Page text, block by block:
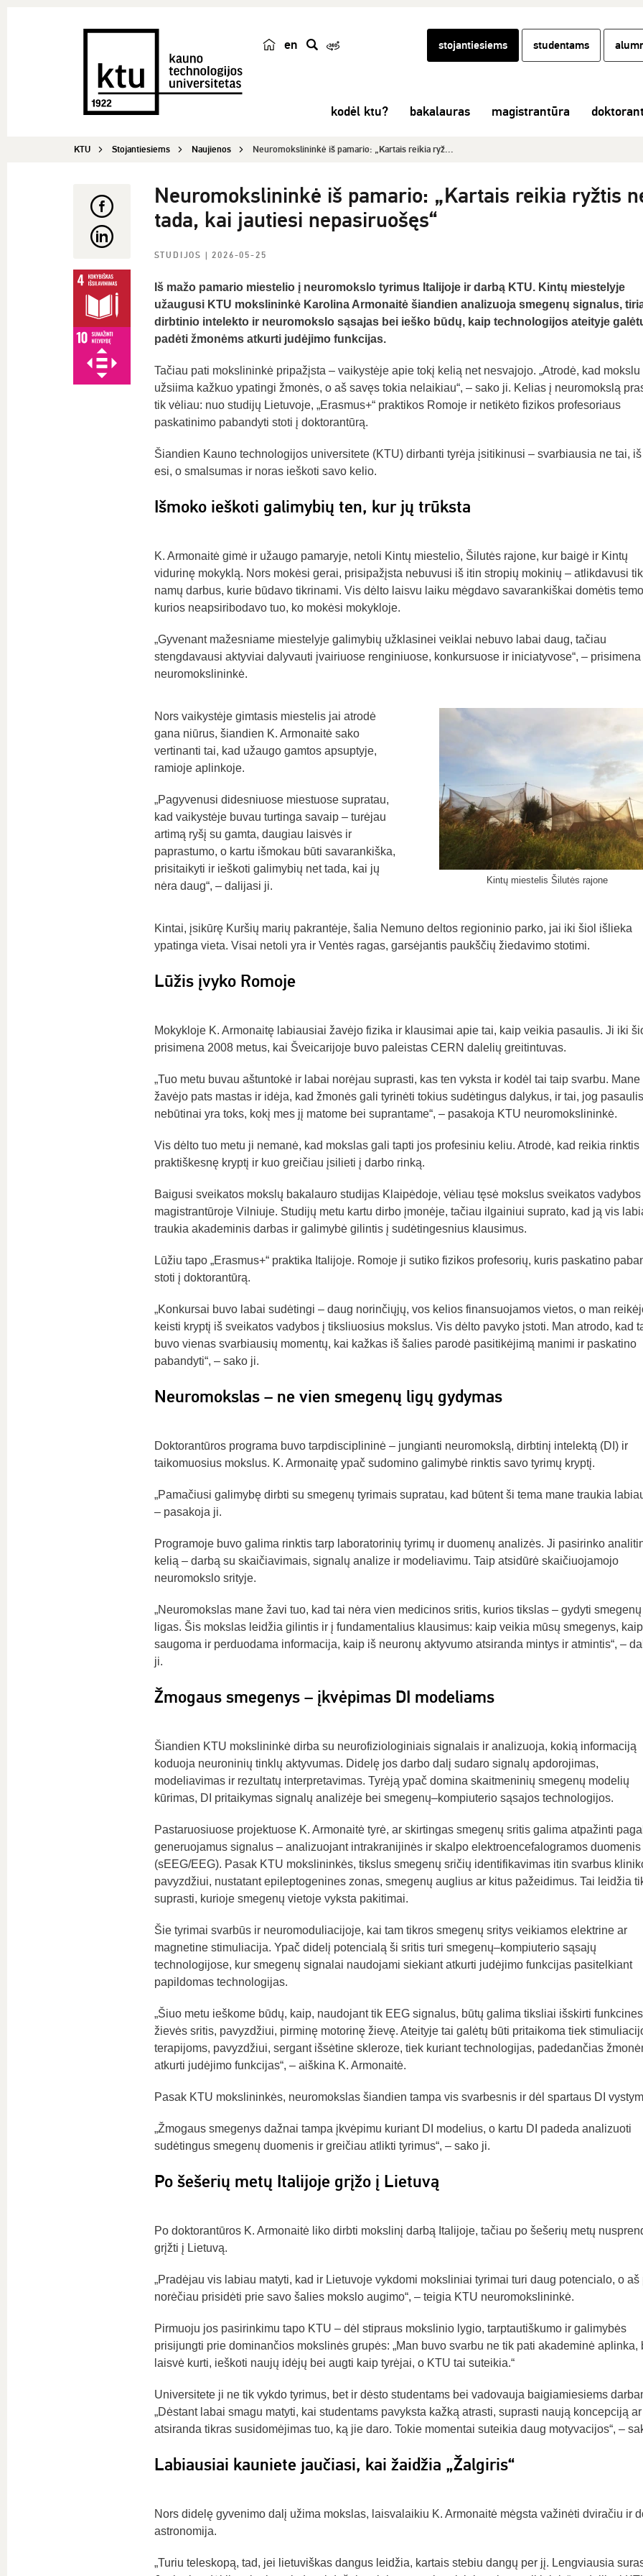
en
k
stojantiesiems studentams
kodėl ktu? bakalauras magistrantūra
KTU Stojantiesiems Naujienos Neuromokslininkė iš pamario: „Kartais reikia ryž...
Neuromokslininkė iš pamario: „Kartais reikia ryžtis
tada, kai jautiesi nepasiruošęs“
STUDIJOS | 2026-05-25
Iš mažo pamario miestelio į neuromokslo tyrimus Italijoje ir darbą KTU. Kintų miestelyje
užaugusi KTU mokslininkė Karolina Armonaitė šiandien analizuoja smegenų signalus,
dirbtinio intelekto ir neuromokslo sąsajas bei ieško būdų, kaip technologijos ateityje
padėti žmonėms atkurti judėjimo funkcijas.
Tačiau pati mokslininkė pripažįsta – vaikystėje apie tokį kelią net nesvajojo. „Atrodė, kad mokslu
užsiima kažkuo ypatingi žmonės, o aš savęs tokia nelaikiau“, – sako ji. Kelias į neuromokslą
tik vėliau: nuo studijų Lietuvoje, „Erasmus+“ praktikos Romoje ir netikėto fizikos profesoriaus
paskatinimo pabandyti stoti į doktorantūrą.
Šiandien Kauno technologijos universitete (KTU) dirbanti tyrėja įsitikinusi – svarbiausia ne tai, iš
esi, o smalsumas ir noras ieškoti savo kelio.
Išmoko ieškoti galimybių ten, kur jų trūksta
K. Armonaitė gimė ir užaugo pamaryje, netoli Kintų miestelio, Šilutės rajone, kur baigė ir Kintų
vidurinę mokyklą. Nors mokėsi gerai, prisipažįsta nebuvusi iš itin stropių mokinių – atlikdavusi
namų darbus, kurie būdavo tikrinami. Vis dėlto laisvu laiku mėgdavo savarankiškai domėtis
kurios neapsiribodavo tuo, ko mokėsi mokykloje.
„Gyvenant mažesniame miestelyje galimybių užklasinei veiklai nebuvo labai daug, tačiau
stengdavausi aktyviai dalyvauti įvairiuose renginiuose, konkursuose ir iniciatyvose“, – prisimena
neuromokslininkė.
Nors vaikystėje gimtasis miestelis jai atrodė
gana niūrus, šiandien K. Armonaitė sako
vertinanti tai, kad užaugo gamtos apsuptyje,
ramioje aplinkoje.
„Pagyvenusi didesniuose miestuose supratau,
kad vaikystėje buvau turtinga savaip – turėjau
artimą ryšį su gamta, daugiau laisvės ir
paprastumo, o kartu išmokau būti savarankiška,
prisitaikyti ir ieškoti galimybių net tada, kai jų
nėra daug“, – dalijasi ji.
Kintų miestelis Šilutės rajone
Kintai, įsikūrę Kuršių marių pakrantėje, šalia Nemuno deltos regioninio parko, jai iki šiol išlieka
ypatinga vieta. Visai netoli yra ir Ventės ragas, garsėjantis paukščių žiedavimo stotimi.
Lūžis įvyko Romoje
Mokykloje K. Armonaitę labiausiai žavėjo fizika ir klausimai apie tai, kaip veikia pasaulis. Ji iki
prisimena 2008 metus, kai Šveicarijoje buvo paleistas CERN dalelių greitintuvas.
„Tuo metu buvau aštuntokė ir labai norėjau suprasti, kas ten vyksta ir kodėl tai taip svarbu. Mane
žavėjo pats mastas ir idėja, kad žmonės gali tyrinėti tokius sudėtingus dalykus, ir tai, jog pasaulis
nebūtinai yra toks, kokį mes jį matome bei suprantame“, – pasakoja KTU neuromokslininkė.
Vis dėlto tuo metu ji nemanė, kad mokslas gali tapti jos profesiniu keliu. Atrodė, kad reikia rinktis
praktiškesnę kryptį ir kuo greičiau įsilieti į darbo rinką.
Baigusi sveikatos mokslų bakalauro studijas Klaipėdoje, vėliau tęsė mokslus sveikatos vadybos
magistrantūroje Vilniuje. Studijų metu kartu dirbo įmonėje, tačiau ilgainiui suprato, kad ją vis
traukia akademinis darbas ir galimybė gilintis į sudėtingesnius klausimus.
Lūžiu tapo „Erasmus+“ praktika Italijoje. Romoje ji sutiko fizikos profesorių, kuris paskatino
stoti į doktorantūrą.
„Konkursai buvo labai sudėtingi – daug norinčiųjų, vos kelios finansuojamos vietos, o man
keisti kryptį iš sveikatos vadybos į tiksliuosius mokslus. Vis dėlto pavyko įstoti. Man atrodo, kad
buvo vienas svarbiausių momentų, kai kažkas iš šalies parodė pasitikėjimą manimi ir paskatino
pabandyti“, – sako ji.
Neuromokslas – ne vien smegenų ligų gydymas
Doktorantūros programa buvo tarpdisciplininė – jungianti neuromokslą, dirbtinį intelektą (DI) ir
taikomuosius mokslus. K. Armonaitę ypač sudomino galimybė rinktis savo tyrimų kryptį.
„Pamačiusi galimybę dirbti su smegenų tyrimais supratau, kad būtent ši tema mane traukia
– pasakoja ji.
Programoje buvo galima rinktis tarp laboratorinių tyrimų ir duomenų analizės. Ji pasirinko
kelią – darbą su skaičiavimais, signalų analize ir modeliavimu. Taip atsidūrė skaičiuojamojo
neuromokslo srityje.
„Neuromokslas mane žavi tuo, kad tai nėra vien medicinos sritis, kurios tikslas – gydyti smegenų
ligas. Šis mokslas leidžia gilintis ir į fundamentalius klausimus: kaip veikia mūsų smegenys,
saugoma ir perduodama informacija, kaip iš neuronų aktyvumo atsiranda mintys ir atmintis“, –
ji.
Žmogaus smegenys – įkvėpimas DI modeliams
Šiandien KTU mokslininkė dirba su neurofiziologiniais signalais ir analizuoja, kokią informaciją
koduoja neuroninių tinklų aktyvumas. Didelę jos darbo dalį sudaro signalų apdorojimas,
modeliavimas ir rezultatų interpretavimas. Tyrėją ypač domina skaitmeninių smegenų modelių
kūrimas, DI pritaikymas signalų analizėje bei smegenų–kompiuterio sąsajos technologijos.
Pastaruosiuose projektuose K. Armonaitė tyrė, ar skirtingas smegenų sritis galima atpažinti
generuojamus signalus – analizuojant intrakranijinės ir skalpo elektroencefalogramos duomenis
(sEEG/EEG). Pasak KTU mokslininkės, tikslus smegenų sričių identifikavimas itin svarbus
pavyzdžiui, nustatant epileptogenines zonas, smegenų auglius ar kitus pažeidimus. Tai leidžia
suprasti, kurioje smegenų vietoje vyksta pakitimai.
Šie tyrimai svarbūs ir neuromoduliacijoje, kai tam tikros smegenų sritys veikiamos elektrine ar
magnetine stimuliacija. Ypač didelį potencialą ši sritis turi smegenų–kompiuterio sąsajų
technologijose, kur smegenų signalai naudojami siekiant atkurti judėjimo funkcijas pasitelkiant
papildomas technologijas.
„Šiuo metu ieškome būdų, kaip, naudojant tik EEG signalus, būtų galima tiksliai išskirti funkcines
žievės sritis, pavyzdžiui, pirminę motorinę žievę. Ateityje tai galėtų būti pritaikoma tiek
terapijoms, pavyzdžiui, sergant išsėtine skleroze, tiek kuriant technologijas, padedančias
atkurti judėjimo funkcijas“, – aiškina K. Armonaitė.
Pasak KTU mokslininkės, neuromokslas šiandien tampa vis svarbesnis ir dėl spartaus DI
„Žmogaus smegenys dažnai tampa įkvėpimu kuriant DI modelius, o kartu DI padeda analizuoti
sudėtingus smegenų duomenis ir greičiau atlikti tyrimus“, – sako ji.
Po šešerių metų Italijoje grįžo į Lietuvą
Po doktorantūros K. Armonaitė liko dirbti mokslinį darbą Italijoje, tačiau po šešerių metų
grįžti į Lietuvą.
„Pradėjau vis labiau matyti, kad ir Lietuvoje vykdomi moksliniai tyrimai turi daug potencialo, o aš
norėčiau prisidėti prie savo šalies mokslo augimo“, – teigia KTU neuromokslininkė.
Pirmuoju jos pasirinkimu tapo KTU – dėl stipraus mokslinio lygio, tarptautiškumo ir galimybės
prisijungti prie dominančios mokslinės grupės: „Man buvo svarbu ne tik pati akademinė aplinka,
laisvė kurti, ieškoti naujų idėjų bei augti kaip tyrėjai, o KTU tai suteikia.“
Universitete ji ne tik vykdo tyrimus, bet ir dėsto studentams bei vadovauja baigiamiesiems
„Dėstant labai smagu matyti, kai studentams pavyksta kažką atrasti, suprasti naują koncepciją
atsiranda tikras susidomėjimas tuo, ką jie daro. Tokie momentai suteikia daug motyvacijos“, –
Labiausiai kauniete jaučiasi, kai žaidžia „Žalgiris“
Nors didelę gyvenimo dalį užima mokslas, laisvalaikiu K. Armonaitė mėgsta važinėti dviračiu ir
astronomija.
„Turiu teleskopą, tad, jei lietuviškas dangus leidžia, kartais stebiu dangų per jį. Lengviausia